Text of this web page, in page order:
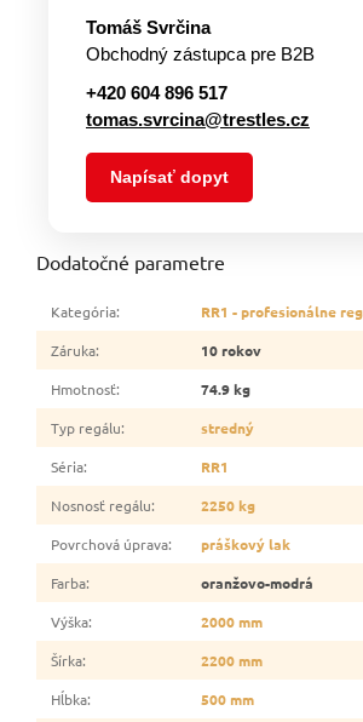
Tomáš Svrčina
Obchodný zástupca pre B2B
+420 604 896 517
tomas.svrcina@trestles.cz
Napísať dopyt
Dodatočné parametre
Kategória:
RR1 - profesionálne
Záruka:
10 rokov
Hmotnosť:
74.9 kg
Typ regálu:
stredný
Séria:
RR1
Nosnosť regálu:
2250 kg
Povrchová úprava:
práškový lak
Farba:
oranžovo-modrá
Výška:
2000 mm
Šírka:
2200 mm
Hĺbka:
500 mm